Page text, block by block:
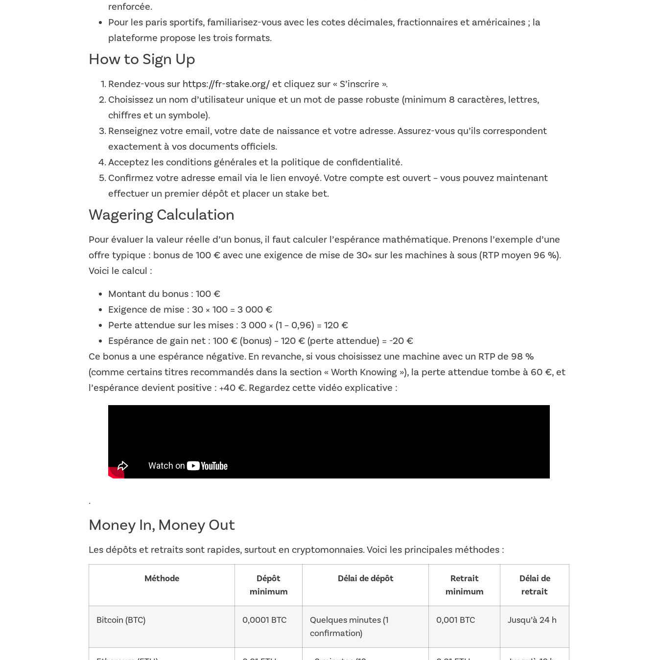
renforcée.
Pour les paris sportifs, familiarisez-vous avec les cotes décimales, fractionnaires et américaines ; la
plateforme propose les trois formats.
How to Sign Up
Rendez-vous sur https://fr-stake.org/ et cliquez sur « S’inscrire ».
Choisissez un nom d’utilisateur unique et un mot de passe robuste (minimum 8 caractères, lettres,
chiffres et un symbole).
Renseignez votre email, votre date de naissance et votre adresse. Assurez-vous qu’ils correspondent
exactement à vos documents officiels.
Acceptez les conditions générales et la politique de confidentialité.
Confirmez votre adresse email via le lien envoyé. Votre compte est ouvert – vous pouvez maintenant
effectuer un premier dépôt et placer un stake bet.
Wagering Calculation
Pour évaluer la valeur réelle d’un bonus, il faut calculer l’espérance mathématique. Prenons l’exemple d’une
offre typique : bonus de 100 € avec une exigence de mise de 30× sur les machines à sous (RTP moyen 96 %).
Voici le calcul :
Montant du bonus : 100 €
Exigence de mise : 30 × 100 = 3 000 €
Perte attendue sur les mises : 3 000 × (1 – 0,96) = 120 €
Espérance de gain net : 100 € (bonus) – 120 € (perte attendue) = -20 €
Ce bonus a une espérance négative. En revanche, si vous choisissez une machine avec un RTP de 98 %
(comme certains titres recommandés dans la section « Worth Knowing »), la perte attendue tombe à 60 €, et
l’espérance devient positive : +40 €. Regardez cette vidéo explicative :
.
Money In, Money Out
Les dépôts et retraits sont rapides, surtout en cryptomonnaies. Voici les principales méthodes :
Méthode
Dépôt
minimum
Délai de dépôt
Retrait
minimum
Délai de
retrait
Bitcoin (BTC) 0,0001 BTC
Quelques minutes (1
confirmation)
0,001 BTC Jusqu’à 24 h